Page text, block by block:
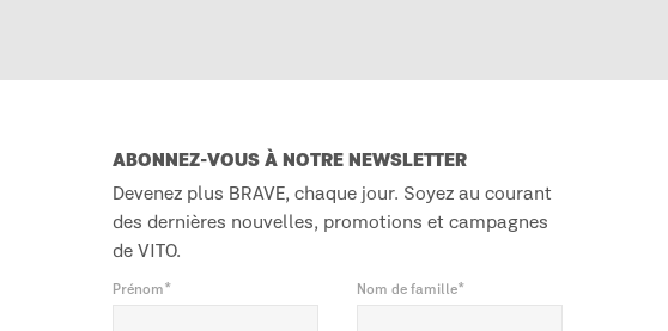
ABONNEZ-VOUS À NOTRE NEWSLETTER
Devenez plus BRAVE, chaque jour. Soyez au courant
des dernières nouvelles, promotions et campagnes
de VITO.
Prénom* Nom de famille*